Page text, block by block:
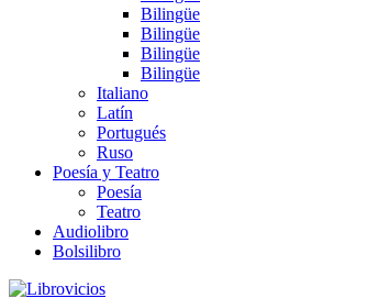
Bilingüe
Bilingüe
Bilingüe
Bilingüe
Italiano
Latín
Portugués
Ruso
Poesía y Teatro
Poesía
Teatro
Audiolibro
Bolsilibro